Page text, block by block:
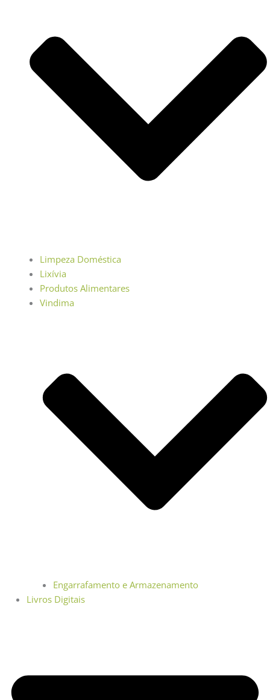
Limpeza Doméstica
Lixívia
Produtos Alimentares
Vindima
Engarrafamento e Armazenamento
Livros Digitais